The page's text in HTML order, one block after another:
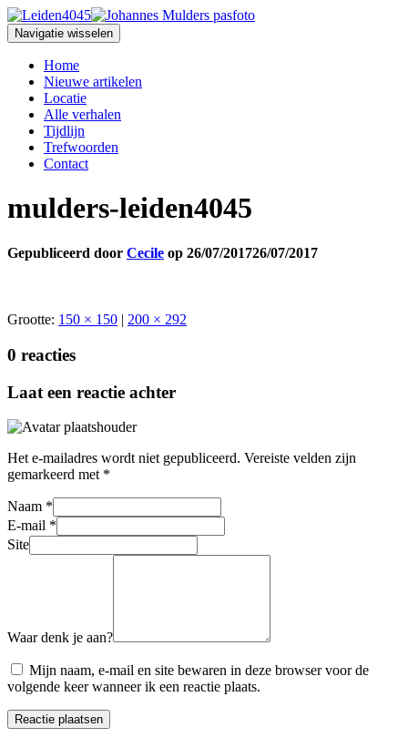
Navigatie wisselen
Home
Nieuwe artikelen
Locatie
Alle verhalen
Tijdlijn
Trefwoorden
Contact
mulders-leiden4045
Gepubliceerd door Cecile op 26/07/201726/07/2017
Grootte: 150 × 150 | 200 × 292
0 reacties
Laat een reactie achter
Het e-mailadres wordt niet gepubliceerd. Vereiste velden zijn
gemarkeerd met *
Naam *
E-mail *
Site
Waar denk je aan?
Mijn naam, e-mail en site bewaren in deze browser voor de
volgende keer wanneer ik een reactie plaats.